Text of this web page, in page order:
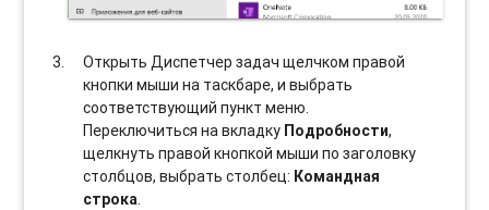
Открыть Диспетчер задач щелчком правой
кнопки мыши на таскбаре, и выбрать
соотвeтствующий пункт меню.
Переключиться на вкладку Подробности,
щелкнуть правой кнопкой мыши по заголовку
столбцов, выбрать столбец: Командная
строка.